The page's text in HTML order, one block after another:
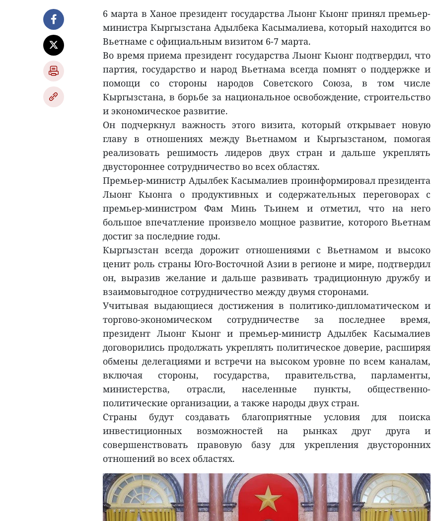
6 марта в Ханое президент государства Лыонг Кыонг принял премьер-
министра Кыргызстана Адылбека Касымалиева, который находится во
Вьетнаме с официальным визитом 6-7 марта.
Во время приема президент государства Лыонг Кыонг подтвердил, что
партия, государство и народ Вьетнама всегда помнят о поддержке и
помощи со стороны народов Советского Союза, в том числе
Кыргызстана, в борьбе за национальное освобождение, строительство
и экономическое развитие.
Он подчеркнул важность этого визита, который открывает новую
главу в отношениях между Вьетнамом и Кыргызстаном, помогая
реализовать решимость лидеров двух стран и дальше укреплять
двустороннее сотрудничество во всех областях.
Премьер-министр Адылбек Касымалиев проинформировал президента
Лыонг Кыонга о продуктивных и содержательных переговорах с
премьер-министром Фам Минь Тьинем и отметил, что на него
большое впечатление произвело мощное развитие, которого Вьетнам
достиг за последние годы.
Кыргызстан всегда дорожит отношениями с Вьетнамом и высоко
ценит роль страны Юго-Восточной Азии в регионе и мире, подтвердил
он, выразив желание и дальше развивать традиционную дружбу и
взаимовыгодное сотрудничество между двумя сторонами.
Учитывая выдающиеся достижения в политико-дипломатическом и
торгово-экономическом сотрудничестве за последнее время,
президент Лыонг Кыонг и премьер-министр Адылбек Касымалиев
договорились продолжать укреплять политическое доверие, расширяя
обмены делегациями и встречи на высоком уровне по всем каналам,
включая стороны, государства, правительства, парламенты,
министерства, отрасли, населенные пункты, общественно-
политические организации, а также народы двух стран.
Страны будут создавать благоприятные условия для поиска
инвестиционных возможностей на рынках друг друга и
совершенствовать правовую базу для укрепления двусторонних
отношений во всех областях.